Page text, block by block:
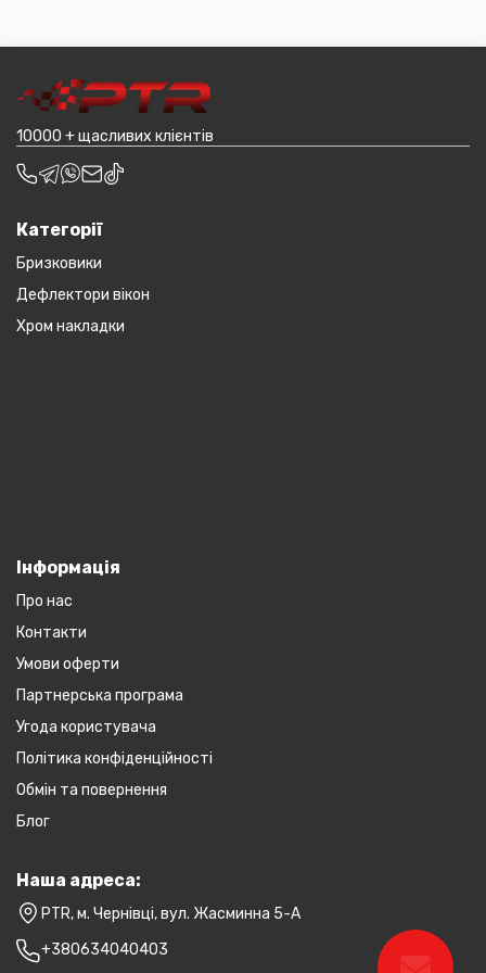
транспортування до місцявидачі (уточнювати з
10000 + щасливих клієнтів
Категорії
Бризковики
Дефлектори вікон
Хром накладки
Інформація
Про нас
Контакти
Умови оферти
Партнерська програма
Угода користувача
Політика конфіденційності
Обмін та повернення
Блог
Наша адреса:
PTR, м. Чернівці, вул. Жасминна 5-А
+380634040403